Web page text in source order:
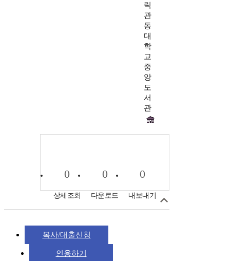
릭
관
동
대
학
교
중
앙
도
서
관
0
상세조회
0
다운로드
0
내보내기
복사/대출신청
인용하기